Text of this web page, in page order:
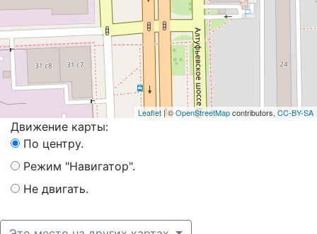
Leaflet | ©OpenStreetMapcontributors, CC-BY-SA
Движение карты:
По центру.
Режим "Навигатор".
Не двигать.